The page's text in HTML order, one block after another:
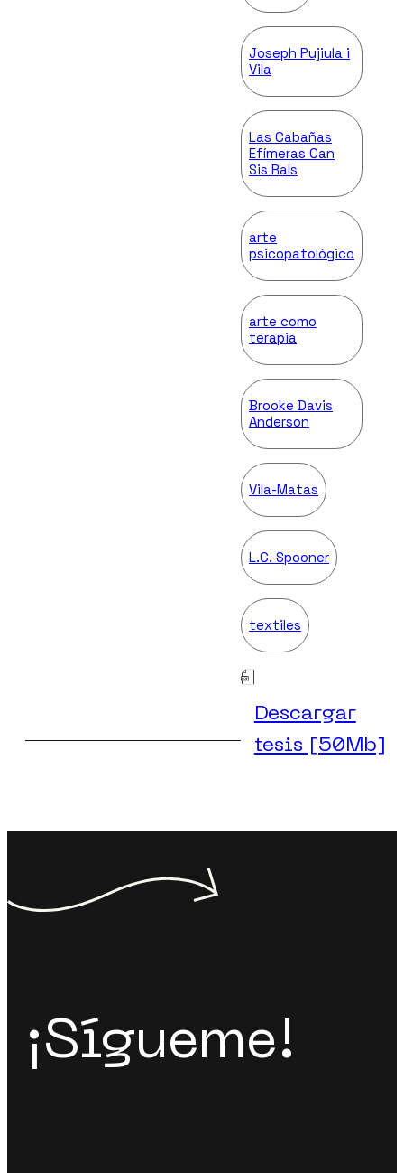
Joseph Pujiula i
Vila
Las Cabañas
Efímeras Can
Sis Rals
arte
psicopatológico
arte como
terapia
Brooke Davis
Anderson
Vila-Matas
L.C. Spooner
textiles
Descargar
tesis [50Mb]
¡Sígueme!